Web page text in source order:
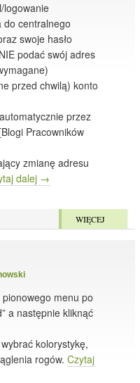
logowanie
do centralnego
swoje hasło
podać swój adres
przed chwilą) konto
przez
Pracowników
zmianę adresu
dalej →
WIĘCEJ
menu po
a następnie kliknąć
kolorystykę,
rogów.Czytaj